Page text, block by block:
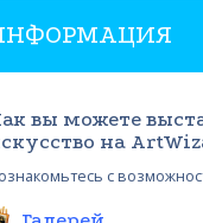
вы можете
на
с